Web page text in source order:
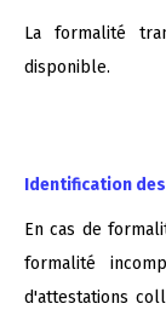
La formalité
disponible.
Identification
En cas de
formalité
d'attestations